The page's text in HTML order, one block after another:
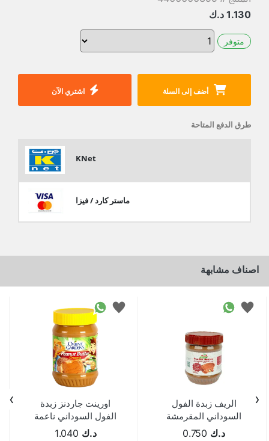
1.130 د.ك
متوفر
أضف إلى السلة اشتري الآن
طرق الدفع المتاحة
KNet
ماستر كارد / فيزا
اصناف مشابهة
الريف زبدة الفول
السوداني المقرمشة
د.ك 0.750
اورينت جاردنز زبدة
الفول السوداني ناعمة
340 جم 2 حبة Pack
د.ك 1.040
‹
›